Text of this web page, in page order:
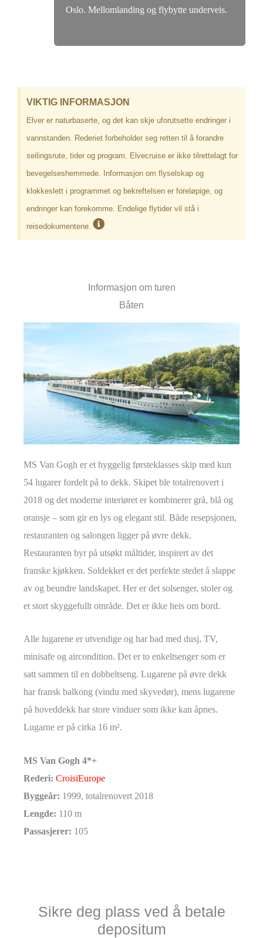
Oslo. Mellomlanding og flybytte underveis.
VIKTIG INFORMASJON
Elver er naturbaserte, og det kan skje uforutsette endringer i
vannstanden. Rederiet forbeholder seg retten til å forandre
seilingsrute, tider og program. Elvecruise er ikke tilrettelagt for
bevegelseshemmede. Informasjon om flyselskap og
klokkeslett i programmet og bekreftelsen er foreløpige, og
endringer kan forekomme. Endelige flytider vil stå i
reisedokumentene.
Informasjon om turen
Båten
MS Van Gogh er et hyggelig førsteklasses skip med kun
54 lugarer fordelt på to dekk. Skipet ble totalrenovert i
2018 og det moderne interiøret er kombinerer grå, blå og
oransje – som gir en lys og elegant stil. Både resepsjonen,
restauranten og salongen ligger på øvre dekk.
Restauranten byr på utsøkt måltider, inspirert av det
franske kjøkken. Soldekket er det perfekte stedet å slappe
av og beundre landskapet. Her er det solsenger, stoler og
et stort skyggefullt område. Det er ikke heis om bord.
Alle lugarene er utvendige og har bad med dusj, TV,
minisafe og aircondition. Det er to enkeltsenger som er
satt sammen til en dobbeltseng. Lugarene på øvre dekk
har fransk balkong (vindu med skyvedør), mens lugarene
på hoveddekk har store vinduer som ikke kan åpnes.
Lugarne er på cirka 16 m².
MS Van Gogh 4*+
Rederi: CroisiEurope
Byggeår: 1999, totalrenovert 2018
Lengde: 110 m
Passasjerer: 105
Sikre deg plass ved å betale
depositum